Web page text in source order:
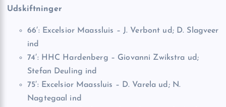
Udskiftninger
66′: Excelsior Maassluis – J. Verbont ud; D. Slagveer
ind
74′: HHC Hardenberg – Giovanni Zwikstra ud;
Stefan Deuling ind
75′: Excelsior Maassluis – D. Varela ud; N.
Nagtegaal ind